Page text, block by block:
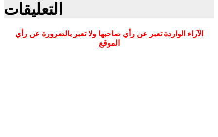
التعليقات
الآراء الواردة تعبر عن رأي صاحبها ولا تعبر بالضرورة عن رأي
الموقع